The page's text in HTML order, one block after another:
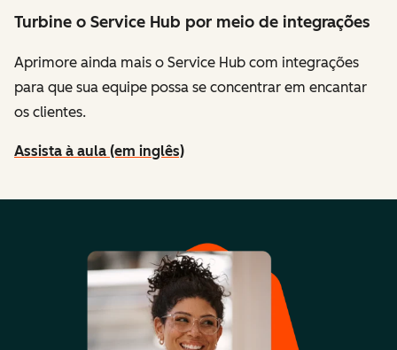
Turbine o Service Hub por meio de integrações
Aprimore ainda mais o Service Hub com integrações
para que sua equipe possa se concentrar em encantar
os clientes.
Assista à aula (em inglês)